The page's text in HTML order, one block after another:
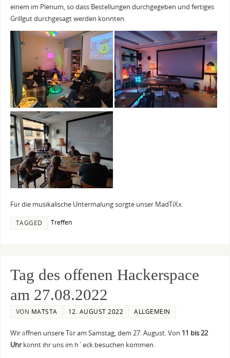
einem im Plenum, so dass Bestellungen durchgegeben und fertiges
Grillgut durchgesagt werden konnten.
Für die musikalische Untermalung sorgte unser MadTiXx.
TAGGED Treffen
Tag des offenen Hackerspace
am 27.08.2022
VON MATSTA 12. AUGUST 2022 ALLGEMEIN
Wir öffnen unsere Tür am Samstag, dem 27. August. Von 11 bis 22
Uhrkönnt ihr uns im h´eck besuchen kommen.